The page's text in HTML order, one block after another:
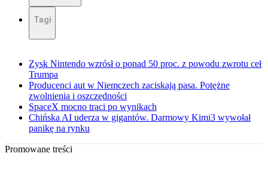
Tagi
Zysk Nintendo wzrósł o ponad 50 proc. z powodu zwrotu ceł
Trumpa
Producenci aut w Niemczech zaciskają pasa. Potężne
zwolnienia i oszczędności
SpaceX mocno traci po wynikach
Chińska AI uderza w gigantów. Darmowy Kimi3 wywołał
panikę na rynku
Promowane treści